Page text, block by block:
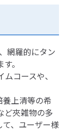
網羅的にタン
。
コースや、
養上清等の希
ど夾雑物の多
て、ユーザー様